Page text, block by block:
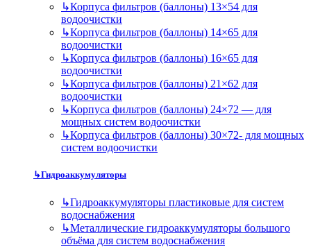
↳Корпуса фильтров (баллоны) 13×54 для
водоочистки
↳Корпуса фильтров (баллоны) 14×65 для
водоочистки
↳Корпуса фильтров (баллоны) 16×65 для
водоочистки
↳Корпуса фильтров (баллоны) 21×62 для
водоочистки
↳Корпуса фильтров (баллоны) 24×72 — для
мощных систем водоочистки
↳Корпуса фильтров (баллоны) 30×72- для мощных
систем водоочистки
↳Гидроаккумуляторы
↳Гидроаккумуляторы пластиковые для систем
водоснабжения
↳Металлические гидроаккумуляторы большого
объёма для систем водоснабжения